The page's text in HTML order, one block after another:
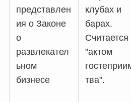
представлен
ия о Законе
о
развлекател
ьном
бизнесе
клубах и
барах.
Считается
"актом
тва".